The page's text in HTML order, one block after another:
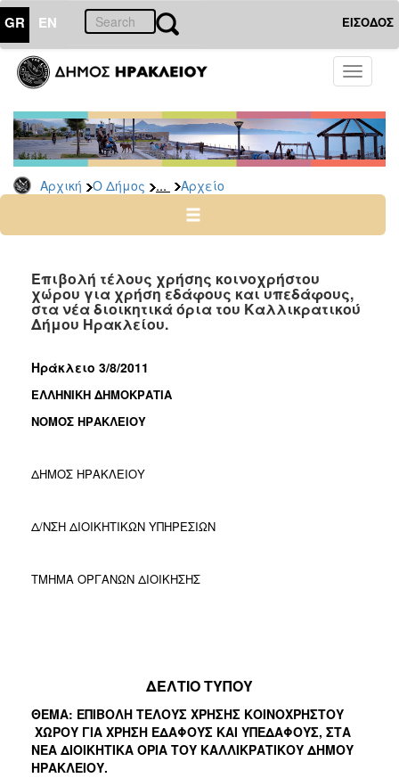
GR EN ΕΙΣΟΔΟΣ
Toggle
Αρχική Ο Δήμος ... Αρχείο
ΔΗΜΟΣ
Δημόσιες
Διαβουλεύσεις
Αρχείο
ΠΟΛΙΤΙΣΜΟΣ
ΠΟΛΗ
Επιβολή τέλους χρήσης κοινοχρήστου
χώρου για χρήση εδάφους και υπεδάφους,
στα νέα διοικητικά όρια του Καλλικρατικού
Δήμου Ηρακλείου.
Ηράκλειο 3/8/2011
ΕΛΛΗΝΙΚΗ ΔΗΜΟΚΡΑΤΙΑ
ΝΟΜΟΣ ΗΡΑΚΛΕΙΟΥ
ΔΗΜΟΣ ΗΡΑΚΛΕΙΟΥ
Δ/ΝΣΗ ΔΙΟΙΚΗΤΙΚΩΝ ΥΠΗΡΕΣΙΩΝ
ΤΜΗΜΑ ΟΡΓΑΝΩΝ ΔΙΟΙΚΗΣΗΣ
ΔΕΛΤΙΟ ΤΥΠΟΥ
ΘΕΜΑ: ΕΠΙΒΟΛΗ ΤΕΛΟΥΣ ΧΡΗΣΗΣ ΚΟΙΝΟΧΡΗΣΤΟΥ
ΧΩΡΟΥ ΓΙΑ ΧΡΗΣΗ ΕΔΑΦΟΥΣ ΚΑΙ ΥΠΕΔΑΦΟΥΣ, ΣΤΑ
ΝΕΑ ΔΙΟΙΚΗΤΙΚΑ ΟΡΙΑ ΤΟΥ ΚΑΛΛΙΚΡΑΤΙΚΟΥ ΔΗΜΟΥ
ΗΡΑΚΛΕΙΟΥ.